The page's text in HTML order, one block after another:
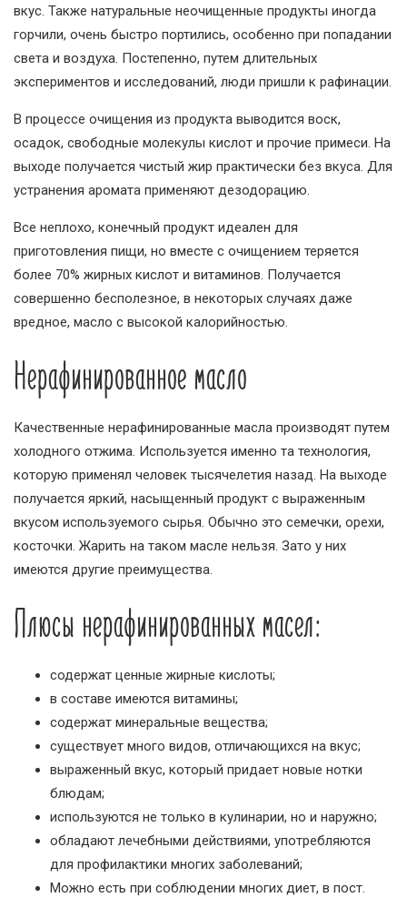
вкус. Также натуральные неочищенные продукты иногда
горчили, очень быстро портились, особенно при попадании
света и воздуха. Постепенно, путем длительных
экспериментов и исследований, люди пришли к рафинации.
В процессе очищения из продукта выводится воск,
осадок, свободные молекулы кислот и прочие примеси. На
выходе получается чистый жир практически без вкуса. Для
устранения аромата применяют дезодорацию.
Все неплохо, конечный продукт идеален для
приготовления пищи, но вместе с очищением теряется
более 70% жирных кислот и витаминов. Получается
совершенно бесполезное, в некоторых случаях даже
вредное, масло с высокой калорийностью.
Нерафинированное масло
Качественные нерафинированные масла производят путем
холодного отжима. Используется именно та технология,
которую применял человек тысячелетия назад. На выходе
получается яркий, насыщенный продукт с выраженным
вкусом используемого сырья. Обычно это семечки, орехи,
косточки. Жарить на таком масле нельзя. Зато у них
имеются другие преимущества.
Плюсы нерафинированных масел:
содержат ценные жирные кислоты;
в составе имеются витамины;
содержат минеральные вещества;
существует много видов, отличающихся на вкус;
выраженный вкус, который придает новые нотки
блюдам;
используются не только в кулинарии, но и наружно;
обладают лечебными действиями, употребляются
для профилактики многих заболеваний;
Можно есть при соблюдении многих диет, в пост.